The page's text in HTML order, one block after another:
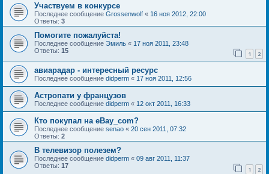
Участвуем в конкурсе
Последнее сообщение Grossenwolf « 16 ноя 2012, 22:00
Ответы: 3
Помогите пожалуйста!
Последнее сообщение Эмиль « 17 ноя 2011, 23:48
Ответы: 15 1 2
авиарадар - интересный ресурс
Последнее сообщение didperm « 17 ноя 2011, 12:56
Астропати у французов
Последнее сообщение didperm « 12 окт 2011, 16:33
Кто покупал на eBay_com?
Последнее сообщение senao « 20 сен 2011, 07:32
Ответы: 2
В телевизор полезем?
Последнее сообщение didperm « 09 авг 2011, 11:37
Ответы: 17 1 2